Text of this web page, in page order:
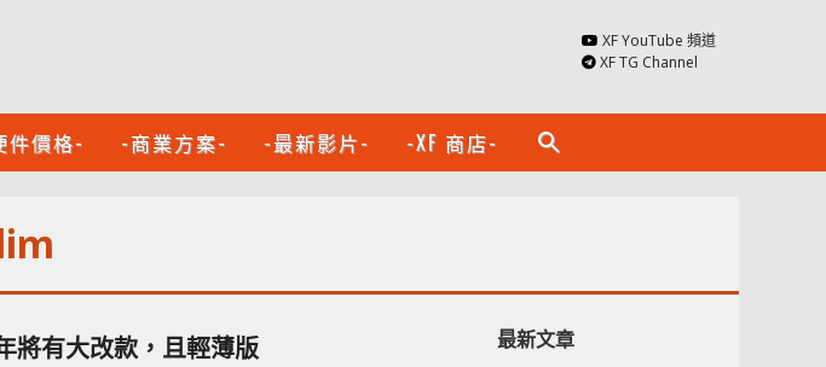
XF YouTube 頻道
XF TG Channel
件價格- -商業方案- -最新影片- -XF 商店- search
將有大改款，且輕薄版
最新文章